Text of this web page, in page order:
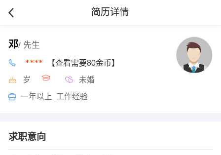
简历详情
邓/ 先生
**** 【查看需要80金币】
岁 未婚
一年以上 工作经验
求职意向